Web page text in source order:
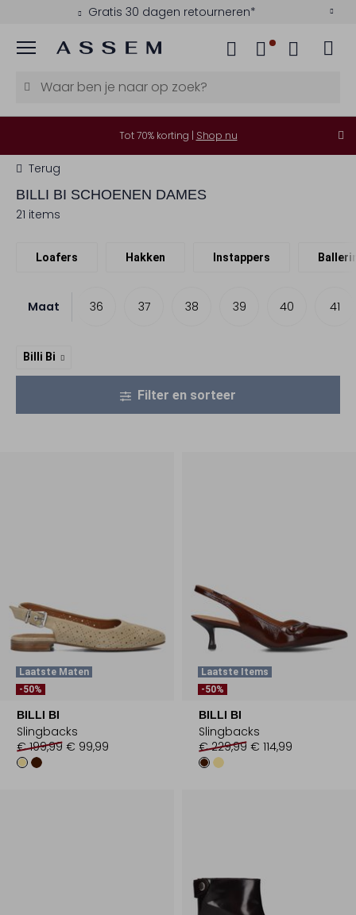
Gratis 30 dagen retourneren*
Menu
Tot 70% korting | Shop nu
Terug
BILLI BI SCHOENEN DAMES
21 items
Loafers Hakken Instappers
Maat 36 37 38 39 40 41
Billi Bi
Filter en sorteer
Laatste Maten
-50%
BILLI BI
Slingbacks
€ 199,99 € 99,99
Laatste Items
-50%
BILLI BI
Slingbacks
€ 229,99 € 114,99